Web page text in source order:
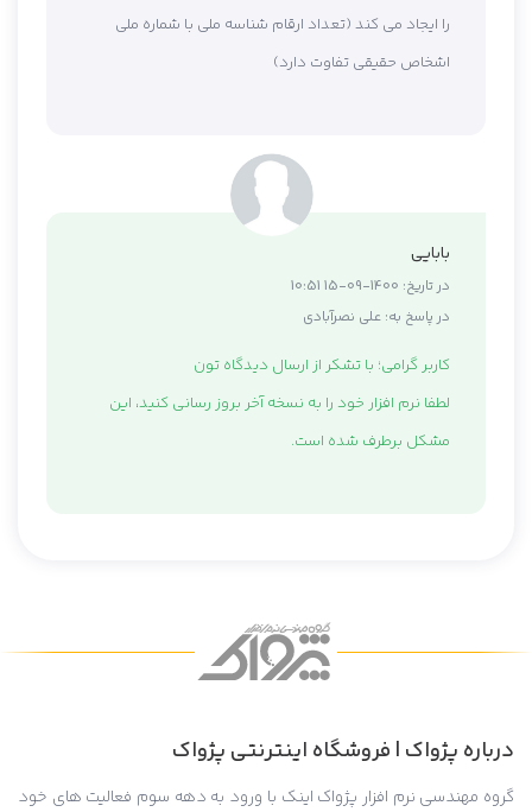
را ایجاد می کند (تعداد ارقام شناسه ملی با شماره ملی
اشخاص حقیقی تفاوت دارد)
بابایی
در تاریخ: 1400-09-15 10:51
در پاسخ به: علی نصرآبادی
کاربر گرامی؛ با تشکر از ارسال دیدگاه تون
لطفا نرم افزار خود را به نسخه آخر بروز رسانی کنید، این
مشکل برطرف شده است.
درباره پژواک | فروشگاه اینترنتی پژواک
گروه مهندسی نرم افزار پژواک اینک با ورود به دهه سوم فعالیت های خود